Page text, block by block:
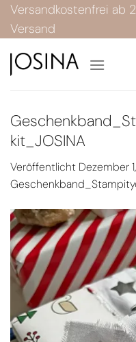
Zum
Inhalt
springen
Versandkostenfrei ab
Versand
kit_JOSINA
Veröffentlicht Dezember